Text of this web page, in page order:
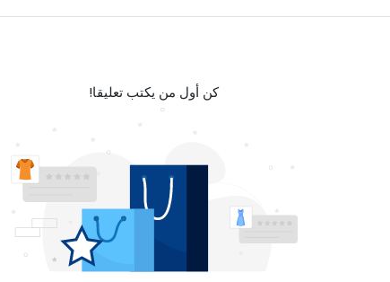
كن أول من يكتب تعليقا!